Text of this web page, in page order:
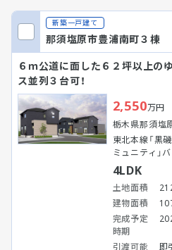
新築一戸建て
那須塩原市豊浦南町３棟
６ｍ公道に面した６２坪以上の
ス並列３台可！
2,550万円
栃木県那須塩
東北本線「黒
ミュニティ」
4LDK
土地面積
建物面積
完成予定
時期
引渡可能
即